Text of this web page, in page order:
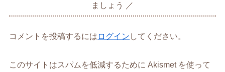
ましょう
コメントを投稿するには ログイン してください。
このサイトはスパムを低減するために Akismet を使って